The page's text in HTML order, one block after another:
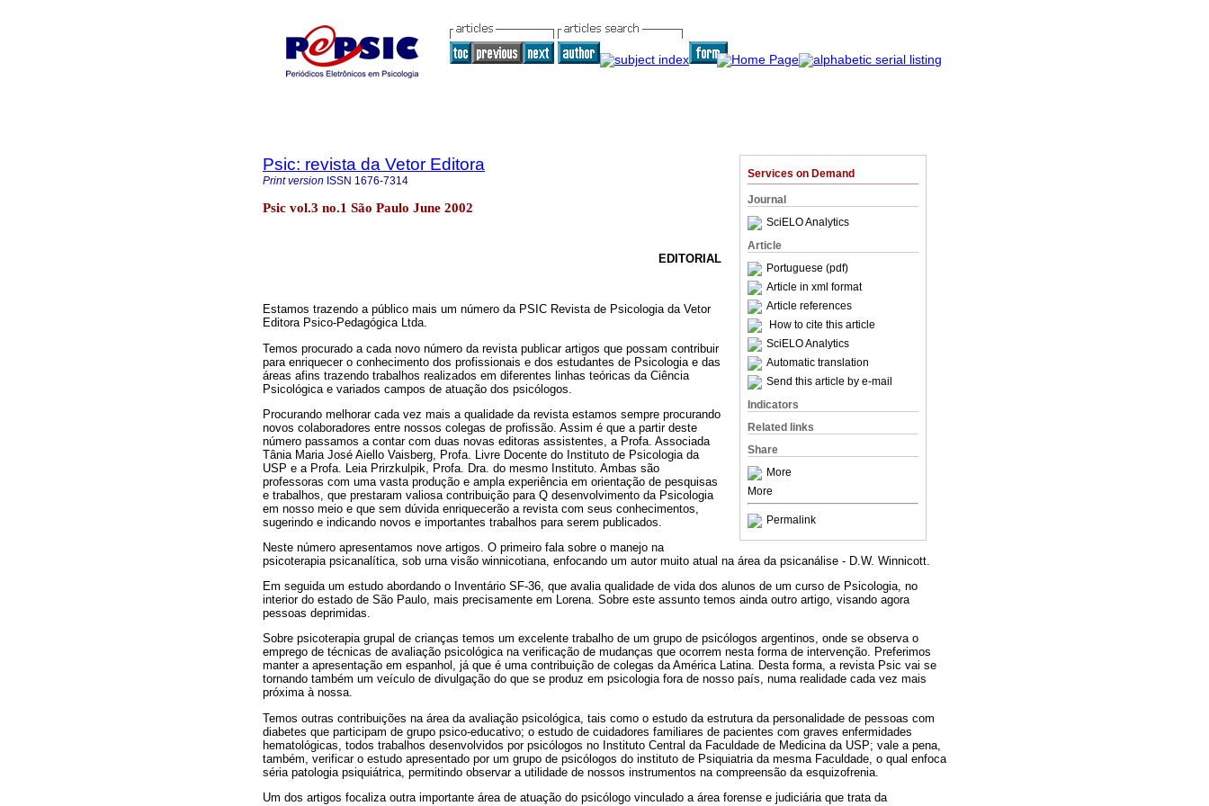
Services on Demand
Journal
SciELO Analytics
Article
Portuguese (pdf)
Article in xml format
Article references
How to cite this article
SciELO Analytics
Automatic translation
Send this article by e-mail
Indicators
Related links
Share
More
More
Permalink
Psic: revista da Vetor Editora
Print version ISSN 1676-7314
Psic vol.3 no.1 São Paulo June 2002
EDITORIAL
Estamos trazendo a público mais um número da PSIC Revista de Psicologia da Vetor
Editora Psico-Pedagógica Ltda.
Temos procurado a cada novo número da revista publicar artigos que possam contribuir
para enriquecer o conhecimento dos profissionais e dos estudantes de Psicologia e das
áreas afins trazendo trabalhos realizados em diferentes linhas teóricas da Ciência
Psicológica e variados campos de atuação dos psicólogos.
Procurando melhorar cada vez mais a qualidade da revista estamos sempre procurando
novos colaboradores entre nossos colegas de profissão. Assim é que a partir deste
número passamos a contar com duas novas editoras assistentes, a Profa. Associada
Tânia Maria José Aiello Vaisberg, Profa. Livre Docente do Instituto de Psicologia da
USP e a Profa. Leia Prirzkulpik, Profa. Dra. do mesmo Instituto. Ambas são
professoras com uma vasta produção e ampla experiência em orientação de pesquisas
e trabalhos, que prestaram valiosa contribuição para Q desenvolvimento da Psicologia
em nosso meio e que sem dúvida enriquecerão a revista com seus conhecimentos,
sugerindo e indicando novos e importantes trabalhos para serem publicados.
Neste número apresentamos nove artigos. O primeiro fala sobre o manejo na
psicoterapia psicanalítica, sob urna visão winnicotiana, enfocando um autor muito atual na área da psicanálise - D.W. Winnicott.
Em seguida um estudo abordando o Inventário SF-36, que avalia qualidade de vida dos alunos de um curso de Psicologia, no
interior do estado de São Paulo, mais precisamente em Lorena. Sobre este assunto temos ainda outro artigo, visando agora
pessoas deprimidas.
Sobre psicoterapia grupal de crianças temos um excelente trabalho de um grupo de psicólogos argentinos, onde se observa o
emprego de técnicas de avaliação psicológica na verificação de mudanças que ocorrem nesta forma de intervenção. Preferimos
manter a apresentação em espanhol, já que é uma contribuição de colegas da América Latina. Desta forma, a revista Psic vai se
tornando também um veículo de divulgação do que se produz em psicologia fora de nosso país, numa realidade cada vez mais
próxima à nossa.
Temos outras contribuições na área da avaliação psicológica, tais como o estudo da estrutura da personalidade de pessoas com
diabetes que participam de grupo psico-educativo; o estudo de cuidadores familiares de pacientes com graves enfermidades
hematológicas, todos trabalhos desenvolvidos por psicólogos no Instituto Central da Faculdade de Medicina da USP; vale a pena,
também, verificar o estudo apresentado por um grupo de psicólogos do instituto de Psiquiatria da mesma Faculdade, o qual enfoca
séria patologia psiquiátrica, permitindo observar a utilidade de nossos instrumentos na compreensão da esquizofrenia.
Um dos artigos focaliza outra importante área de atuação do psicólogo vinculado a área forense e judiciária que trata da